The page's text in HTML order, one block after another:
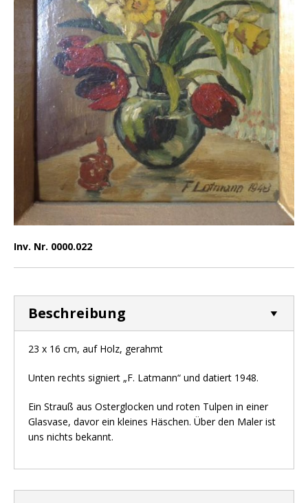
Inv. Nr. 0000.022
Beschreibung
23 x 16 cm, auf Holz, gerahmt
Unten rechts signiert „F. Latmann“ und datiert 1948.
Ein Strauß aus Osterglocken und roten Tulpen in einer
Glasvase, davor ein kleines Häschen. Über den Maler ist
uns nichts bekannt.